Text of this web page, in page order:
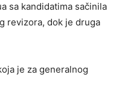
sa kandidatima sačinila
revizora, dok je druga
je za generalnog